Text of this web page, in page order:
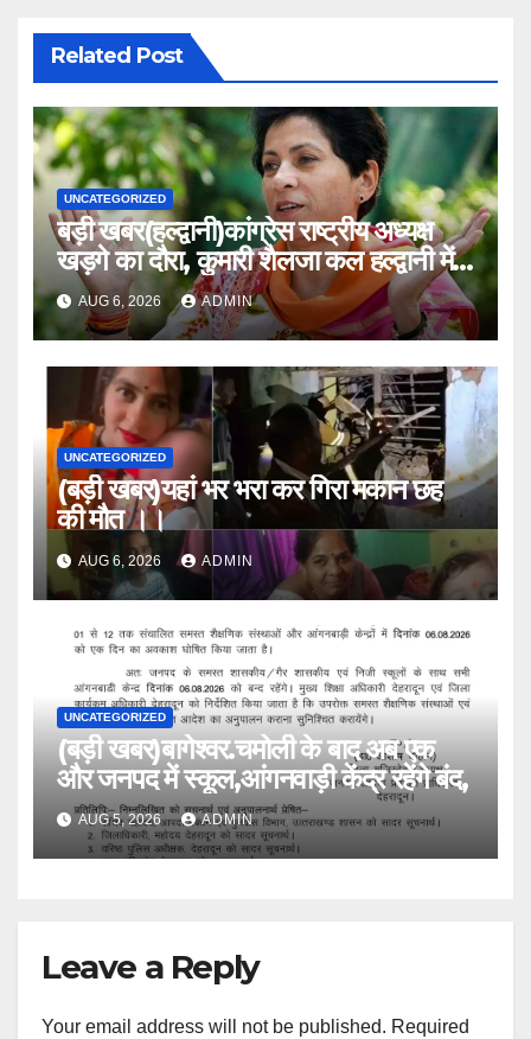
Related Post
UNCATEGORIZED
बड़ी खबर(हल्द्वानी)कांग्रेस राष्ट्रीय अध्यक्ष
खड़गे का दौरा, कुमारी शैलजा कल हल्द्वानी में
।।AUG 6, 2026 ADMIN
UNCATEGORIZED
(बड़ी खबर)यहां भर भरा कर गिरा मकान छह
की मौत ।।
AUG 6, 2026 ADMIN
UNCATEGORIZED
(बड़ी खबर)बागेश्वर.चमोली के बाद अब एक
और जनपद में स्कूल,आंगनवाड़ी केंद्र रहेंगे बंद,
AUG 5, 2026 ADMIN
Leave a Reply
Your email address will not be published. Required